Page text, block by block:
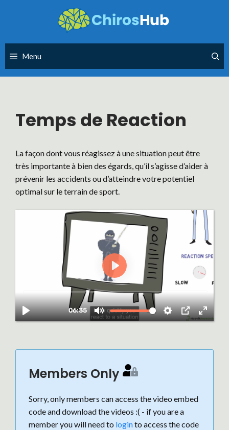
Menu
Temps de Reaction
La façon dont vous réagissez à une situation peut être
très importante à bien des égards, qu’il s’agisse d’aider à
prévenir les accidents ou d’atteindre votre potentiel
optimal sur le terrain de sport.
Members Only
Sorry, only members can access the video embed
code and download the videos :( - if you are a
member you will need to loginto access the code